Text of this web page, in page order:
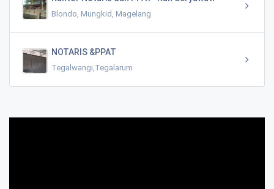
Blondo, Mungkid, Magelang
NOTARIS &PPAT
Tegalwangi,Tegalarum